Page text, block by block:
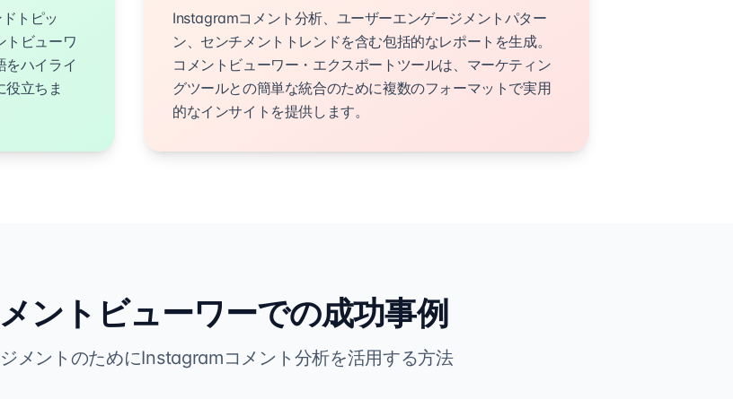
トピッ
トビューワ
をハイライ
役立ちま
Instagramコメント分析、ユーザーエンゲージメントパター
ン、センチメントトレンドを含む包括的なレポートを生成。
コメントビューワー・エクスポートツールは、マーケティン
グツールとの簡単な統合のために複数のフォーマットで実用
的なインサイトを提供します。
ントビューワーでの成功事例
メントのためにInstagramコメント分析を活用する方法